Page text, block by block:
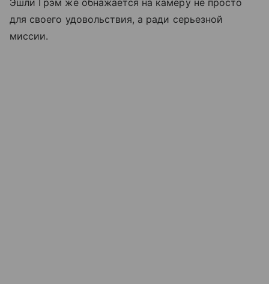
Эшли Грэм же обнажается на камеру не просто
для своего удовольствия, а ради серьезной
миссии.